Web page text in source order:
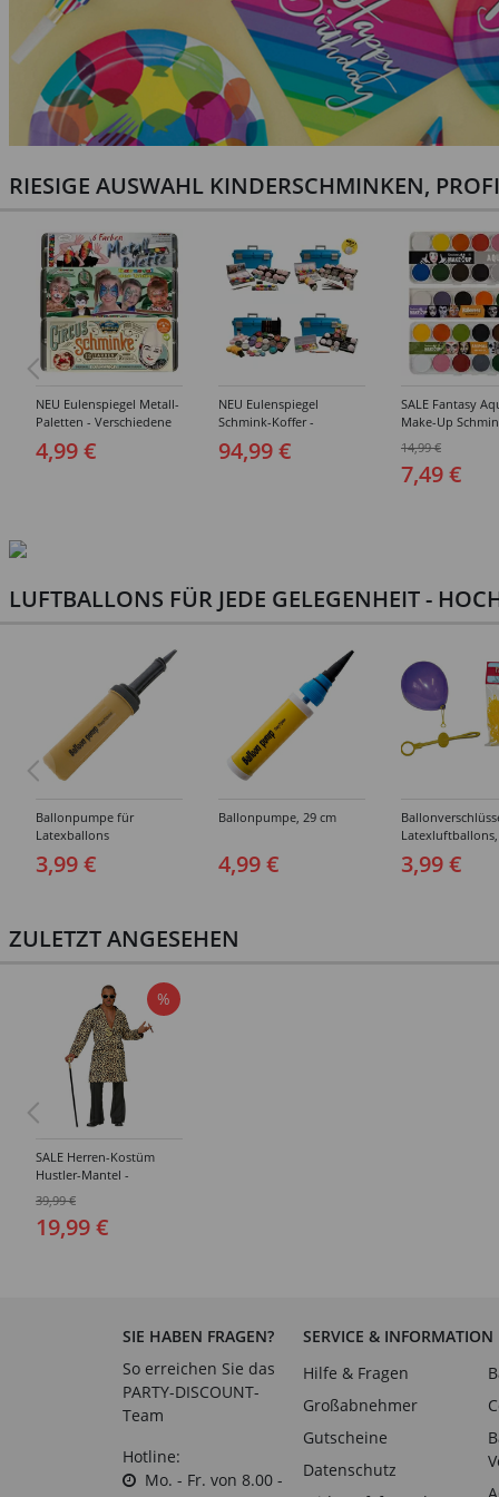
RIESIGE AUSWAHL KINDERSCHMINKEN,
NEU Eulenspiegel Metall-
Paletten - Verschiedene
4,99 €
NEU Eulenspiegel
Schmink-Koffer -
Ausführungen
94,99 €
SALE Fantasy
Make-Up
Paletten -
Ausführungen
14,99 €
7,49 €
LUFTBALLONS FÜR JEDE GELEGENHEIT -
Ballonpumpe für
Latexballons
3,99 €
Ballonpumpe, 29 cm
4,99 € 3,99 €
ZULETZT ANGESEHEN
%
SALE Herren-Kostüm
Hustler-Mantel -
XL)
39,99 €
19,99 €
SIE HABEN FRAGEN?
So erreichen Sie das
PARTY-DISCOUNT-
Team
Hotline:
Mo. - Fr. von 8.00 -
SERVICE & INFORMATION
Hilfe & Fragen
Großabnehmer
Gutscheine
Datenschutz